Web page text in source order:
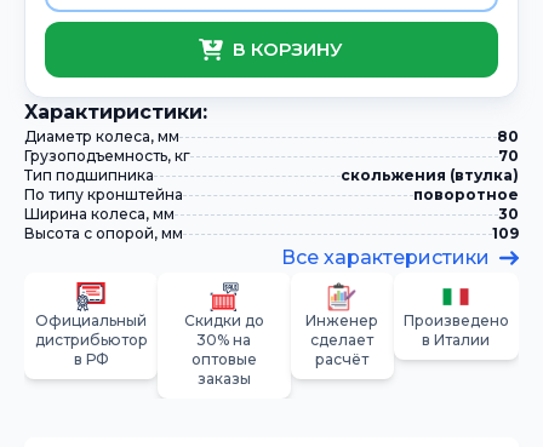
В КОРЗИНУ
Xарактиристики:
Диаметр колеса, мм
80
Грузоподъемность, кг
70
Тип подшипника
скольжения (втулка)
По типу кронштейна
поворотное
Ширина колеса, мм
30
Высота с опорой, мм
109
Все характеристики
Официальный
дистрибьютор
в РФ
Скидки до
30% на
оптовые
заказы
Инженер
сделает
расчёт
Произведено
в Италии